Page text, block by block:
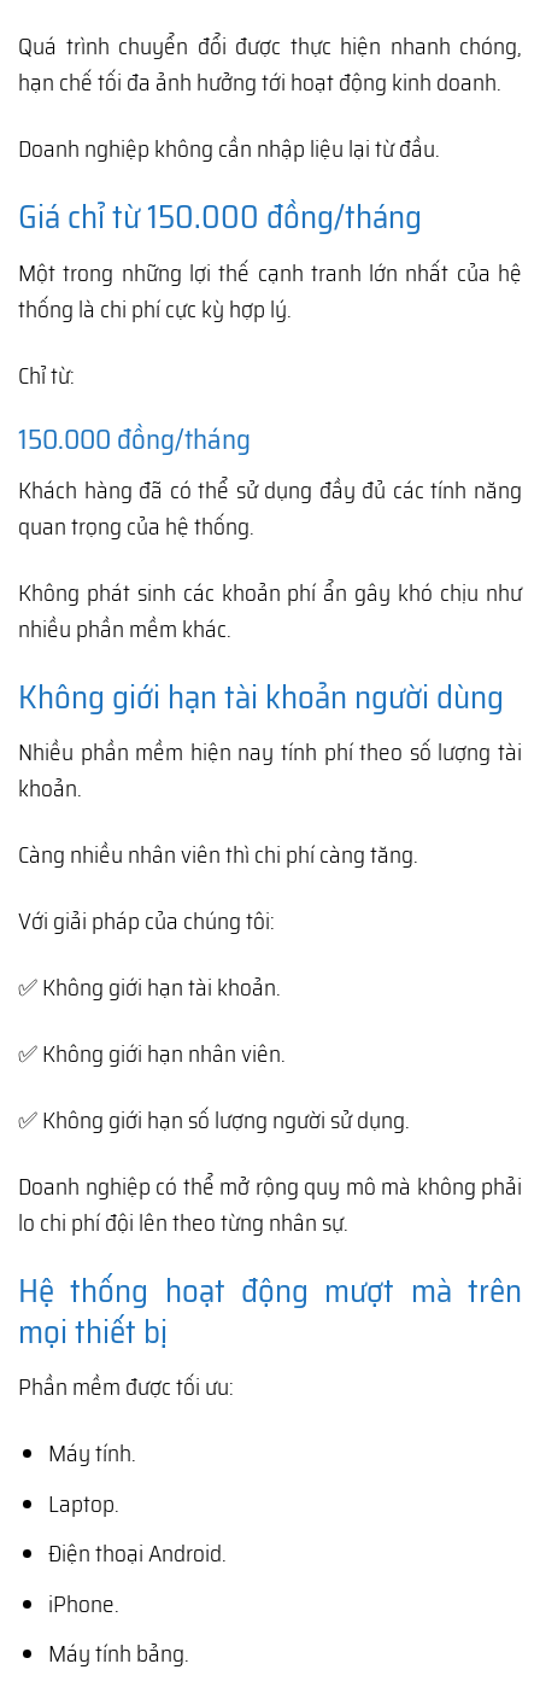
Quá trình chuyển đổi được thực hiện nhanh chóng,
hạn chế tối đa ảnh hưởng tới hoạt động kinh doanh.
Doanh nghiệp không cần nhập liệu lại từ đầu.
Giá chỉ từ 150.000 đồng/tháng
Một trong những lợi thế cạnh tranh lớn nhất của hệ
thống là chi phí cực kỳ hợp lý.
Chỉ từ:
150.000 đồng/tháng
Khách hàng đã có thể sử dụng đầy đủ các tính năng
quan trọng của hệ thống.
Không phát sinh các khoản phí ẩn gây khó chịu như
nhiều phần mềm khác.
Không giới hạn tài khoản người dùng
Nhiều phần mềm hiện nay tính phí theo số lượng tài
khoản.
Càng nhiều nhân viên thì chi phí càng tăng.
Với giải pháp của chúng tôi:
✅ Không giới hạn tài khoản.
✅ Không giới hạn nhân viên.
✅ Không giới hạn số lượng người sử dụng.
Doanh nghiệp có thể mở rộng quy mô mà không phải
lo chi phí đội lên theo từng nhân sự.
Hệ thống hoạt động mượt mà trên
mọi thiết bị
Phần mềm được tối ưu:
Máy tính.
Laptop.
Điện thoại Android.
iPhone.
Máy tính bảng.